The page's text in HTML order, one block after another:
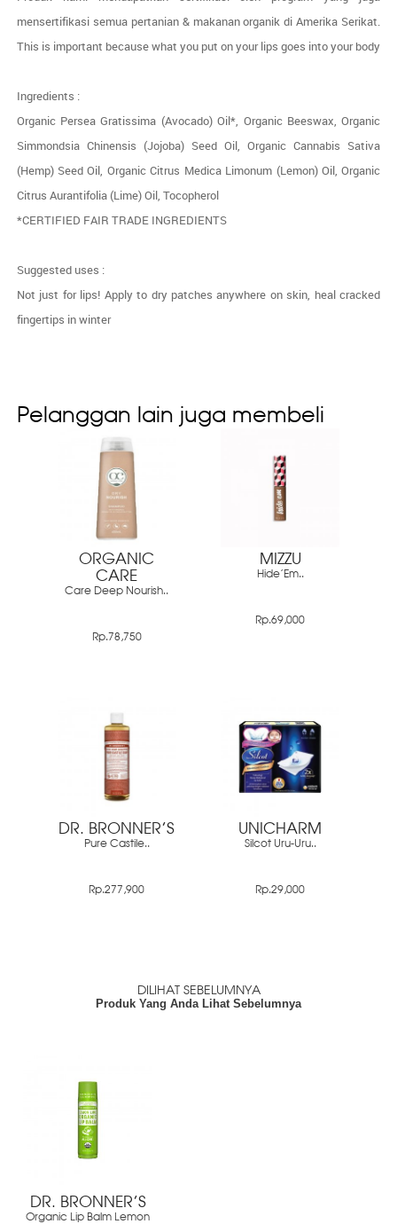
mensertifikasi semua pertanian & makanan organik di Amerika Serikat.
This is important because what you put on your lips goes into your body
Ingredients :
Organic Persea Gratissima (Avocado) Oil*, Organic Beeswax, Organic
Simmondsia Chinensis (Jojoba) Seed Oil, Organic Cannabis Sativa
(Hemp) Seed Oil, Organic Citrus Medica Limonum (Lemon) Oil, Organic
Citrus Aurantifolia (Lime) Oil, Tocopherol
*CERTIFIED FAIR TRADE INGREDIENTS
Suggested uses :
Not just for lips! Apply to dry patches anywhere on skin, heal cracked
fingertips in winter
Pelanggan lain juga membeli
ORGANIC
CARE
Care Deep Nourish..
Rp.78,750
MIZZU
Hide'Em..
Rp.69,000
DR. BRONNER'S
Pure Castile..
Rp.277,900
UNICHARM
Silcot Uru-Uru..
Rp.29,000
DILIHAT SEBELUMNYA
Produk Yang Anda Lihat Sebelumnya
DR. BRONNER'S
Organic Lip Balm Lemon